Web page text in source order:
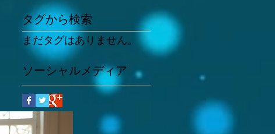
タグから検索
まだタグはありません。
ソーシャルメディア